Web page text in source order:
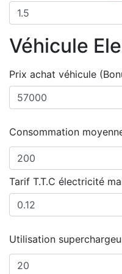
Véhicule
Prix achat véhicule
Consommation
Tarif T.T.C électricité
Utilisation